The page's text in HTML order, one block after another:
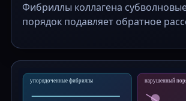
Фибриллы коллагена
порядок подавляет обратное
упорядоченные фибриллы нарушенный